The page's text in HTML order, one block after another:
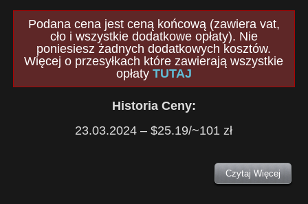
Podana cena jest ceną końcową (zawiera vat,
cło i wszystkie dodatkowe opłaty). Nie
poniesiesz żadnych dodatkowych kosztów.
Więcej o przesyłkach które zawierają wszystkie
opłaty TUTAJ
Historia Ceny:
23.03.2024 – $25.19/~101 zł
Czytaj Więcej